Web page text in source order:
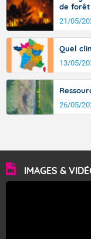
de forêt
21/05/
Quel
13/05/
26/05/
IMAGES &